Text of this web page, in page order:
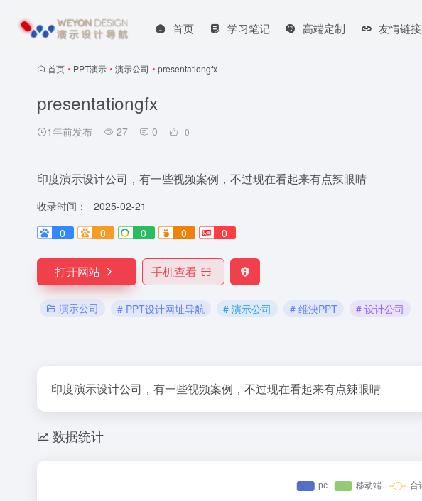
首页 学习笔记 高端定制 友情链接
首页 • PPT演示 • 演示公司 • presentationgfx
presentationgfx
1年前发布 27 0 0
印度演示设计公司，有一些视频案例，不过现在看起来有点辣眼睛
收录时间：
2025-02-21
0
0 0 0 0
打开网站 手机查看
演示公司 # PPT设计网址导航 # 演示公司 # 维泱PPT # 设计公司
印度演示设计公司，有一些视频案例，不过现在看起来有点辣眼睛
数据统计